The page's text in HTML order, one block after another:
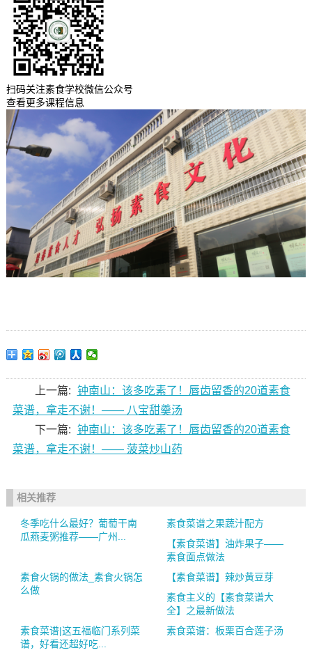
扫码关注素食学校微信公众号
查看更多课程信息
上一篇: 钟南山：该多吃素了！唇齿留香的20道素食
菜谱，拿走不谢！—— 八宝甜羹汤
下一篇: 钟南山：该多吃素了！唇齿留香的20道素食
菜谱，拿走不谢！—— 菠菜炒山药
相关推荐
冬季吃什么最好？葡萄干南
瓜燕麦粥推荐——广州...
素食菜谱之果蔬汁配方
【素食菜谱】油炸果子——
素食面点做法
素食火锅的做法_素食火锅怎
么做
【素食菜谱】辣炒黄豆芽
素食主义的【素食菜谱大
全】之最新做法
素食菜谱|这五福临门系列菜
谱，好看还超好吃...
素食菜谱：板栗百合莲子汤